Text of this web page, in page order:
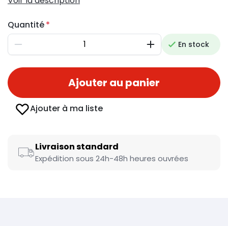
Quantité
Diminuer AugmenterEn stock
Ajouter au panier
Ajouter à ma liste
Livraison standard
Expédition sous 24h-48h heures ouvrées